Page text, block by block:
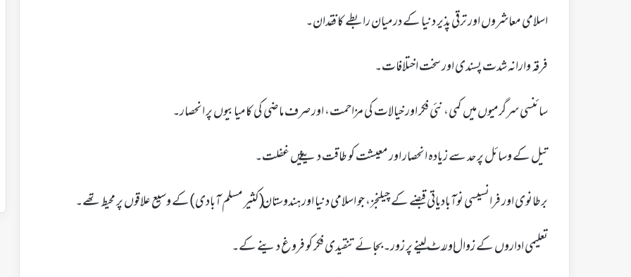
اسلامی معاشروں اور ترقی پذیر دنیا کے درمیان رابطے کا فقدان۔
فرقہ وارانہ شدت پسندی اور سخت اختلافات۔
سائنسی سرگرمیوں میں کمی، نئی فکر اور خیالات کی مزاحمت، اور صرف ماضی کی کامیابیوں پر انحصار۔
تیل کے وسائل پر حد سے زیادہ انحصار اور معیشت کو طاقت دینے میں غفلت۔
برطانوی اور فرانسیسی نوآبادیاتی قبضے کے چیلنجز، جو اسلامی دنیا اور ہندوستان (کثیر مسلم آبادی)کے وسیع علاقوں پر محیط تھے۔
تعلیمی اداروں کے زوال اور رٹ لینے پر زور۔بجائے تنقیدی فکر کو فروغ دینے کے۔